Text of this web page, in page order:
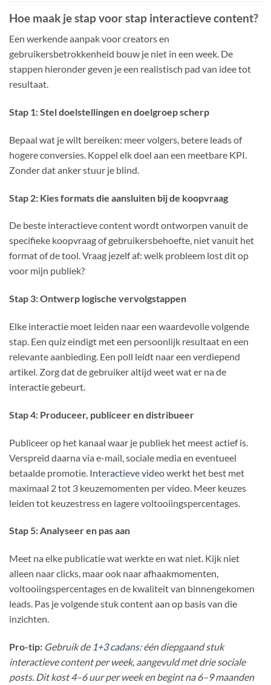
Hoe maak je stap voor stap interactieve content?
Een werkende aanpak voor creators en
gebruikersbetrokkenheid bouw je niet in een week. De
stappen hieronder geven je een realistisch pad van idee tot
resultaat.
Stap 1: Stel doelstellingen en doelgroep scherp
Bepaal wat je wilt bereiken: meer volgers, betere leads of
hogere conversies. Koppel elk doel aan een meetbare KPI.
Zonder dat anker stuur je blind.
Stap 2: Kies formats die aansluiten bij de koopvraag
De beste interactieve content wordt ontworpen vanuit de
specifieke koopvraag of gebruikersbehoefte, niet vanuit het
format of de tool. Vraag jezelf af: welk probleem lost dit op
voor mijn publiek?
Stap 3: Ontwerp logische vervolgstappen
Elke interactie moet leiden naar een waardevolle volgende
stap. Een quiz eindigt met een persoonlijk resultaat en een
relevante aanbieding. Een poll leidt naar een verdiepend
artikel. Zorg dat de gebruiker altijd weet wat er na de
interactie gebeurt.
Stap 4: Produceer, publiceer en distribueer
Publiceer op het kanaal waar je publiek het meest actief is.
Verspreid daarna via e-mail, sociale media en eventueel
betaalde promotie. Interactieve videowerkt het best met
maximaal 2 tot 3 keuzemomenten per video. Meer keuzes
leiden tot keuzestress en lagere voltooiingspercentages.
Stap 5: Analyseer en pas aan
Meet na elke publicatie wat werkte en wat niet. Kijk niet
alleen naar clicks, maar ook naar afhaakmomenten,
voltooiingspercentages en de kwaliteit van binnengekomen
leads. Pas je volgende stuk content aan op basis van die
inzichten.
Pro-tip: Gebruik de 1+3 cadans: één diepgaand stuk
interactieve content per week, aangevuld met drie sociale
posts. Dit kost 4–6 uur per week en begint na 6–9 maanden